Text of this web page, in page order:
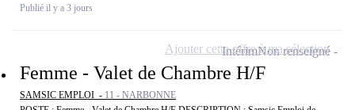
Publié il y a 3 jours
Femme - Valet de Chambre H/F
SAMSIC EMPLOI - 11 - NARBONNE
IntérimNon renseigné
Ajouter cette offre à ma sélection